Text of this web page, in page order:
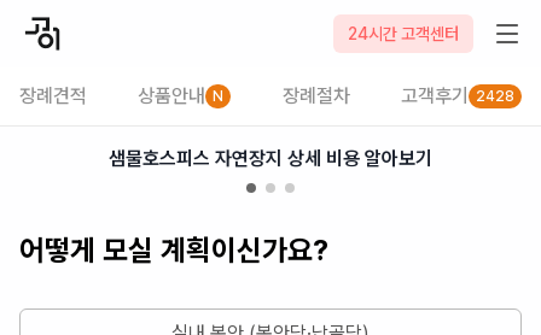
24시간 고객센터
장례견적 상품안내 N 장례절차 고객후기 2428
2026-08-07
샘물호스피스 자연장지 상세 비용 알아보기
어떻게 모실 계획이신가요?